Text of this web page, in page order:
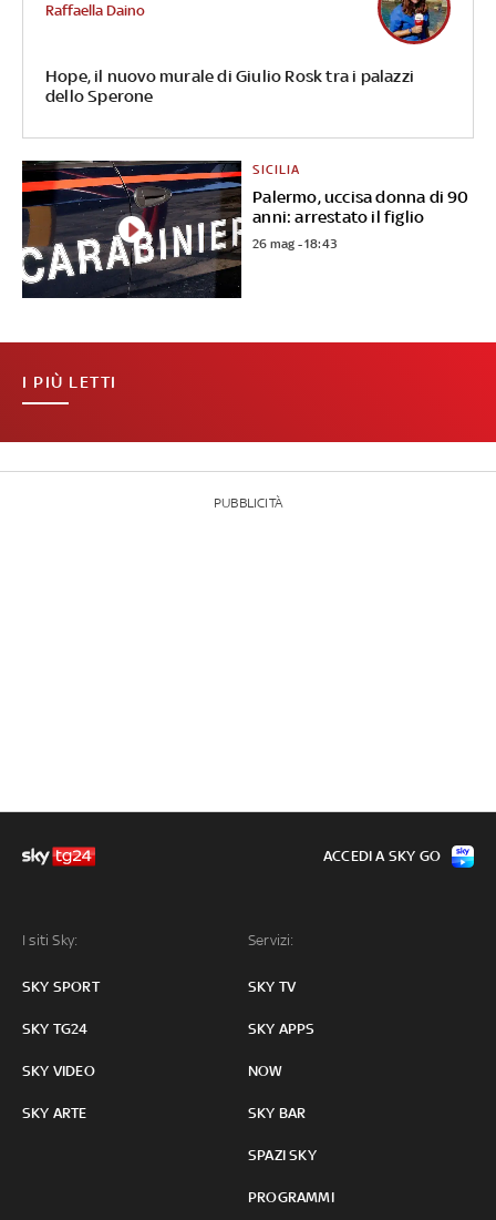
Hope, il nuovo murale di Giulio Rosk tra i palazzi
dello Sperone
Raffaella Daino
Palermo, uccisa donna di 90
anni: arrestato il figlio
SICILIA
26 mag - 18:43
I PIÙ LETTI
PUBBLICITÀ
I siti Sky:
SKY SPORT
SKY TG24
SKY VIDEO
SKY ARTE
Servizi:
SKY TV
SKY APPS
NOW
SKY BAR
SPAZI SKY
PROGRAMMI
ACCEDI A SKY GO